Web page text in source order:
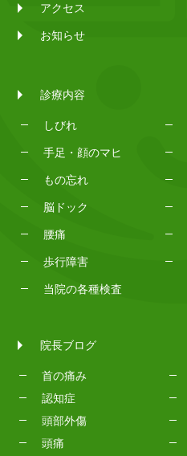
アクセス
お知らせ
診療内容
しびれ
手足・顔のマヒ
もの忘れ
脳ドック
腰痛
歩行障害
当院の各種検査
院長ブログ
首の痛み
認知症
頭部外傷
頭痛